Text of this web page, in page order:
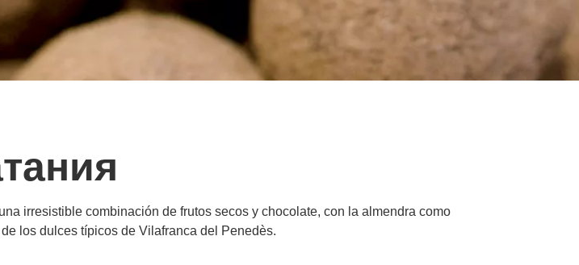
irresistible combinación de frutos secos y chocolate, con la almendra como
los dulces típicos de Vilafranca del Penedès.